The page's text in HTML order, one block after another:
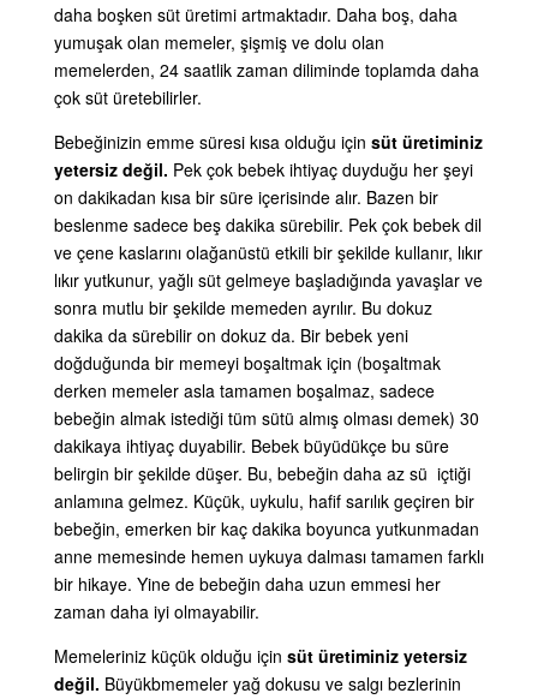
daha boşken süt üretimi artmaktadır. Daha boş, daha
yumuşak olan memeler, şişmiş ve dolu olan
memelerden, 24 saatlik zaman diliminde toplamda daha
çok süt üretebilirler.
Bebeğinizin emme süresi kısa olduğu için süt üretiminiz
yetersiz değil. Pek çok bebek ihtiyaç duyduğu her şeyi
on dakikadan kısa bir süre içerisinde alır. Bazen bir
beslenme sadece beş dakika sürebilir. Pek çok bebek dil
ve çene kaslarını olağanüstü etkili bir şekilde kullanır, lıkır
lıkır yutkunur, yağlı süt gelmeye başladığında yavaşlar ve
sonra mutlu bir şekilde memeden ayrılır. Bu dokuz
dakika da sürebilir on dokuz da. Bir bebek yeni
doğduğunda bir memeyi boşaltmak için (boşaltmak
derken memeler asla tamamen boşalmaz, sadece
bebeğin almak istediği tüm sütü almış olması demek) 30
dakikaya ihtiyaç duyabilir. Bebek büyüdükçe bu süre
belirgin bir şekilde düşer. Bu, bebeğin daha az sü içtiği
anlamına gelmez. Küçük, uykulu, hafif sarılık geçiren bir
bebeğin, emerken bir kaç dakika boyunca yutkunmadan
anne memesinde hemen uykuya dalması tamamen farklı
bir hikaye. Yine de bebeğin daha uzun emmesi her
zaman daha iyi olmayabilir.
Memeleriniz küçük olduğu için süt üretiminiz yetersiz
değil. Büyükbmemeler yağ dokusu ve salgı bezlerinin